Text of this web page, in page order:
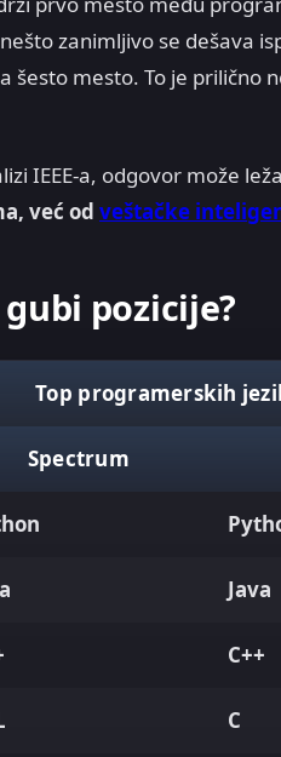
nešto zanimljivo se dešava
šesto mesto. To je prilično
IEEE-a, odgovor može
već od veštačke
pozicije?
Top programerskih
Spectrum
Java
C++
C